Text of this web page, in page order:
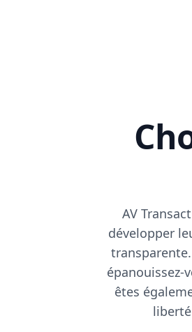
AV
développer
épanouissez-
êtes